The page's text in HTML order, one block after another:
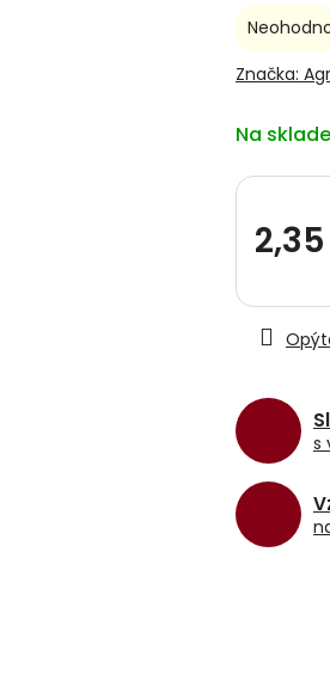
Na sklade
cena:
s
produktu
z
hviezdičiek.
Značka: